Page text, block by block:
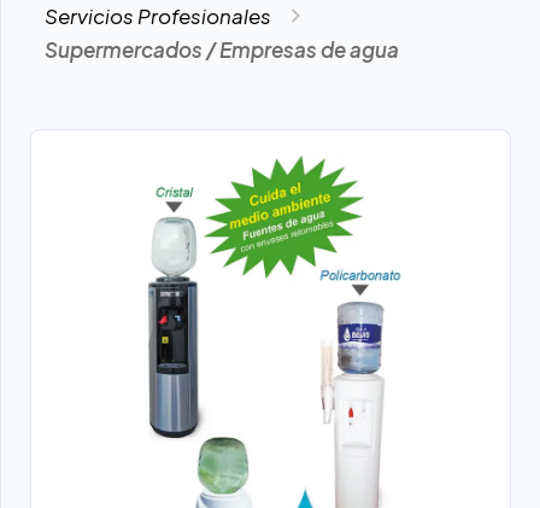
Servicios Profesionales
Supermercados / Empresas de agua